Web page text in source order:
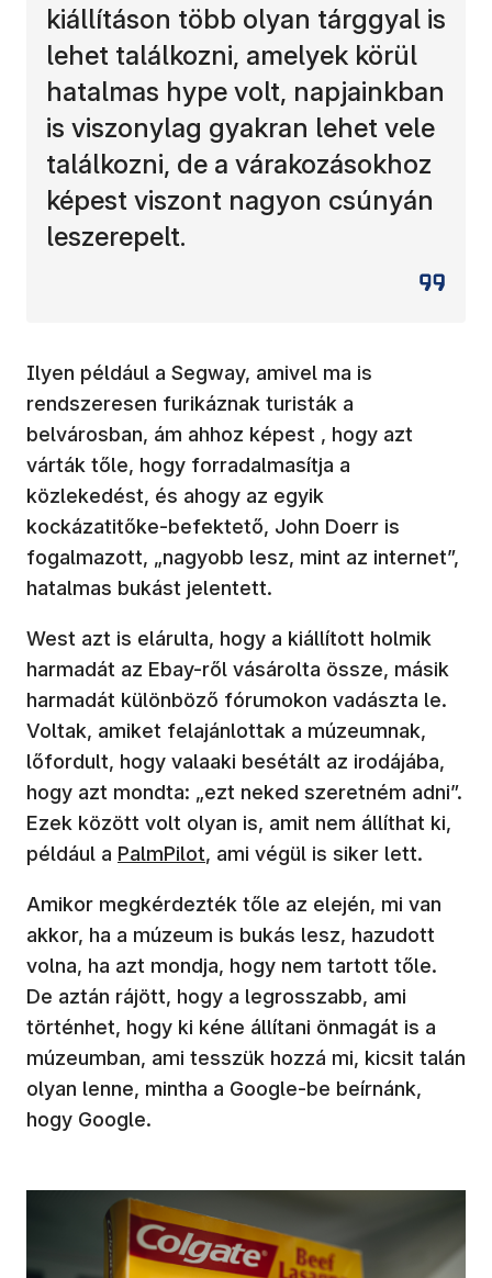
kiállításon több olyan tárggyal is
lehet találkozni, amelyek körül
hatalmas hype volt, napjainkban
is viszonylag gyakran lehet vele
találkozni, de a várakozásokhoz
képest viszont nagyon csúnyán
leszerepelt.
Ilyen például a Segway, amivel ma is
rendszeresen furikáznak turisták a
belvárosban, ám ahhoz képest , hogy azt
várták tőle, hogy forradalmasítja a
közlekedést, és ahogy az egyik
kockázatitőke-befektető, John Doerr is
fogalmazott, „nagyobb lesz, mint az internet”,
hatalmas bukást jelentett.
West azt is elárulta, hogy a kiállított holmik
harmadát az Ebay-ről vásárolta össze, másik
harmadát különböző fórumokon vadászta le.
Voltak, amiket felajánlottak a múzeumnak,
lőfordult, hogy valaaki besétált az irodájába,
hogy azt mondta: „ezt neked szeretném adni”.
Ezek között volt olyan is, amit nem állíthat ki,
például a PalmPilot, ami végül is siker lett.
Amikor megkérdezték tőle az elején, mi van
akkor, ha a múzeum is bukás lesz, hazudott
volna, ha azt mondja, hogy nem tartott tőle.
De aztán rájött, hogy a legrosszabb, ami
történhet, hogy ki kéne állítani önmagát is a
múzeumban, ami tesszük hozzá mi, kicsit talán
olyan lenne, mintha a Google-be beírnánk,
hogy Google.